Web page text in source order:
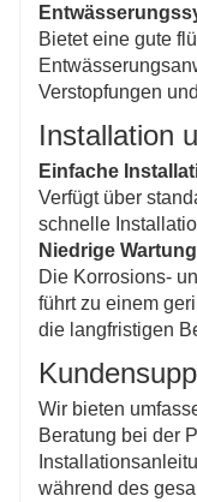
Bietet eine gute
Verstopfungen
Installation
Einfache
Verfügt über
schnelle
Niedrige
Die Korrosions-
führt zu einem
die langfristigen
Wir bieten
Beratung bei der
während des